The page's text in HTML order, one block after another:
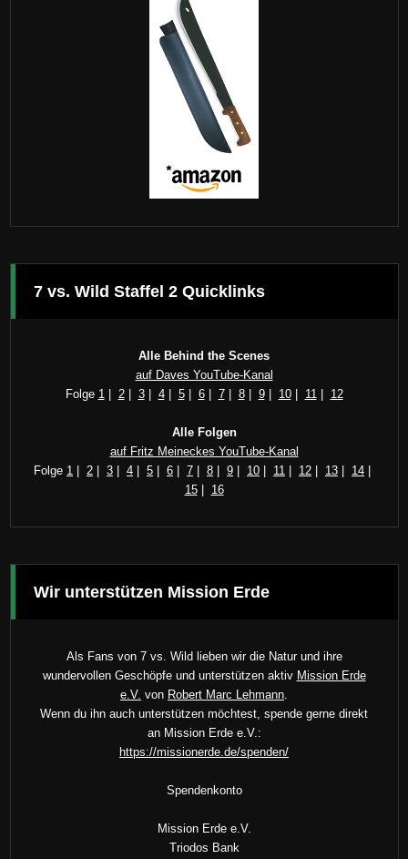
7 vs. Wild Staffel 2 Quicklinks
Alle Behind the Scenes
auf Daves YouTube-Kanal
Folge 1| 2| 3| 4| 5| 6| 7| 8| 9| 10| 11| 12
Alle Folgen
auf Fritz Meineckes YouTube-Kanal
Folge 1 2 3 4 5 6 7 8 9 10 11 12 13 14
15| 16
Wir unterstützen Mission Erde
Als Fans von 7 vs. Wild lieben wir die Natur und ihre
wundervollen Geschöpfe und unterstützen aktiv Mission Erde
e.V. von Robert Marc Lehmann.
Wenn du ihn auch unterstützen möchtest, spende gerne direkt
an Mission Erde e.V.:
https://missionerde.de/spenden/
Spendenkonto
Mission Erde e.V.
Triodos Bank